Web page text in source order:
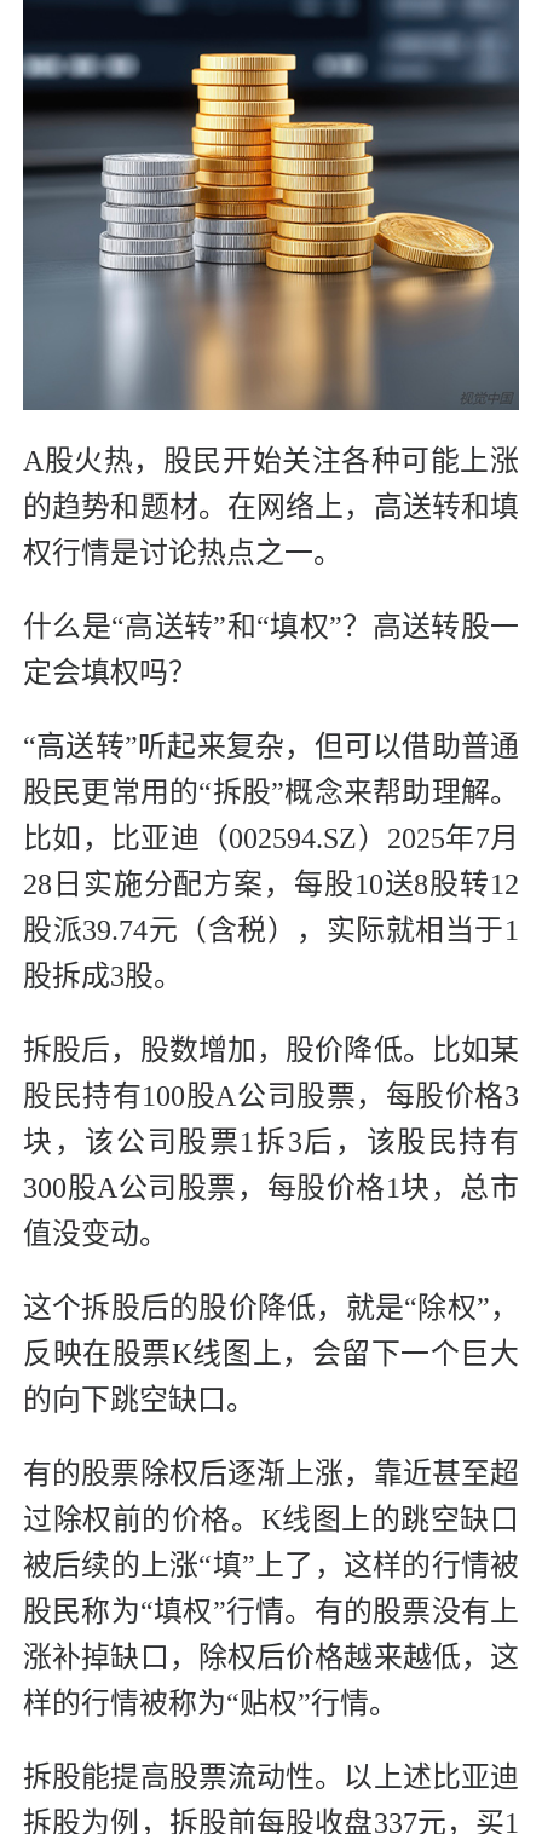
A股火热，股民开始关注各种可能上涨
的趋势和题材。在网络上，高送转和填
权行情是讨论热点之一。
什么是“高送转”和“填权”？高送转股一
定会填权吗？
“高送转”听起来复杂，但可以借助普通
股民更常用的“拆股”概念来帮助理解。
比如，比亚迪（002594.SZ）2025年7月
28日实施分配方案，每股10送8股转12
股派39.74元（含税），实际就相当于1
股拆成3股。
拆股后，股数增加，股价降低。比如某
股民持有100股A公司股票，每股价格3
块，该公司股票1拆3后，该股民持有
300股A公司股票，每股价格1块，总市
值没变动。
这个拆股后的股价降低，就是“除权”，
反映在股票K线图上，会留下一个巨大
的向下跳空缺口。
有的股票除权后逐渐上涨，靠近甚至超
过除权前的价格。K线图上的跳空缺口
被后续的上涨“填”上了，这样的行情被
股民称为“填权”行情。有的股票没有上
涨补掉缺口，除权后价格越来越低，这
样的行情被称为“贴权”行情。
拆股能提高股票流动性。以上述比亚迪
拆股为例，拆股前每股收盘337元，买1